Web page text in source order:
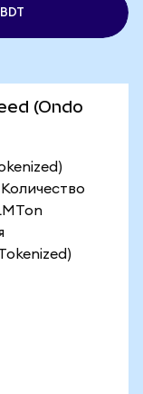
(Ondo